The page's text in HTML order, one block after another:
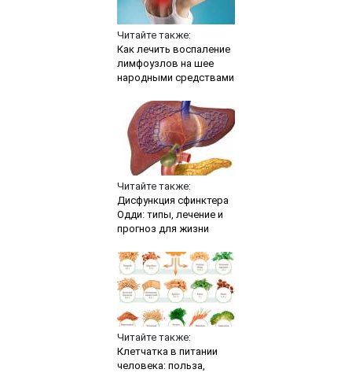
Читайте также:
Как лечить воспаление
лимфоузлов на шее
народными средствами
Читайте также:
Дисфункция сфинктера
Одди: типы, лечение и
прогноз для жизни
Читайте также:
Клетчатка в питании
человека: польза,